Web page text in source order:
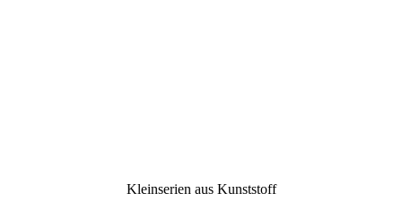
Kleinserien aus Kunststoff